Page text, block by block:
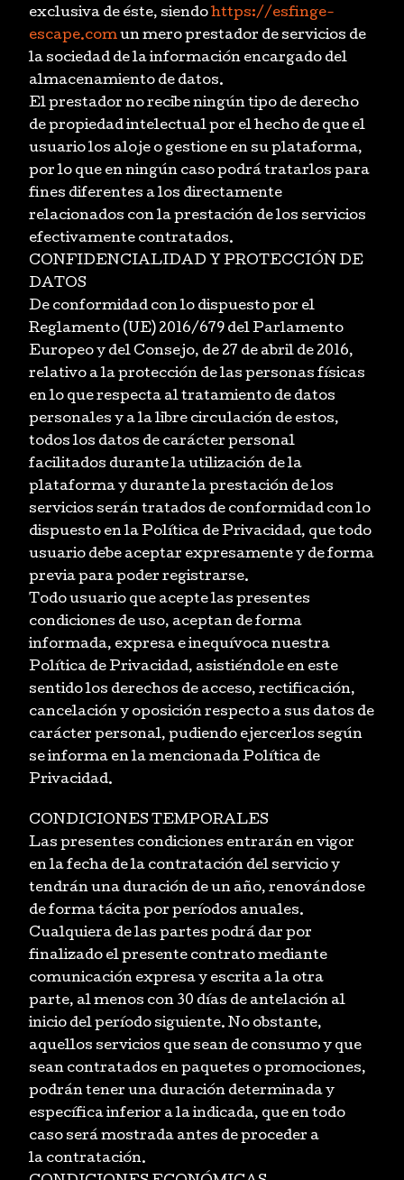
exclusiva de éste, siendohttps://esfinge-
escape.comun mero prestador de servicios de
la sociedad de la información encargado del
almacenamiento de datos.
El prestador no recibe ningún tipo de derecho
de propiedad intelectual por el hecho de que el
usuario los aloje o gestione en su plataforma,
por lo que en ningún caso podrá tratarlos para
fines diferentes a los directamente
relacionados con la prestación de los servicios
efectivamente contratados.
CONFIDENCIALIDAD Y PROTECCIÓN DE
DATOS
De conformidad con lo dispuesto por el
Reglamento (UE) 2016/679 del Parlamento
Europeo y del Consejo, de 27 de abril de 2016,
relativo a la protección de las personas físicas
en lo que respecta al tratamiento de datos
personales y a la libre circulación de estos,
todos los datos de carácter personal
facilitados durante la utilización de la
plataforma y durante la prestación de los
servicios serán tratados de conformidad con lo
dispuesto en la Política de Privacidad, que todo
usuario debe aceptar expresamente y de forma
previa para poder registrarse.
Todo usuario que acepte las presentes
condiciones de uso, aceptan de forma
informada, expresa e inequívoca nuestra
Política de Privacidad, asistiéndole en este
sentido los derechos de acceso, rectificación,
cancelación y oposición respecto a sus datos de
carácter personal, pudiendo ejercerlos según
se informa en la mencionada Política de
Privacidad.
CONDICIONES TEMPORALES
Las presentes condiciones entrarán en vigor
en la fecha de la contratación del servicio y
tendrán una duración de un año, renovándose
de forma tácita por períodos anuales.
Cualquiera de las partes podrá dar por
finalizado el presente contrato mediante
comunicación expresa y escrita a la otra
parte, al menos con 30 días de antelación al
inicio del período siguiente. No obstante,
aquellos servicios que sean de consumo y que
sean contratados en paquetes o promociones,
podrán tener una duración determinada y
específica inferior a la indicada, que en todo
caso será mostrada antes de proceder a
la contratación.